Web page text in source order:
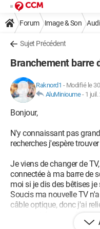
Forum Image & Son
Sujet Précédent
Branchement barre
Raknord1 - Modifié le
AluMinioume- 1
Bonjour,
N'y connaissant pas
recherches j'espère
Je viens de changer de
connectée à ma barre de
moi si je dis des bêtises
Soucis ma nouvelle TV
câble optique, donc j'ai
a une entrée pour câble
son que pour la box, pas